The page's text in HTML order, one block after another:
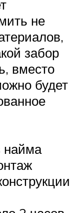
не
забор
вместо
будет
найма